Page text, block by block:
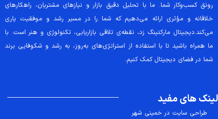
رونق کسب‌وکار شما. ما با تحلیل دقیق بازار و نیازهای مشتریان، راهکارهای
خلاقانه و مؤثری ارائه می‌دهیم که شما را در مسیر رشد و موفقیت یاری
می‌کند.دیجیتال مارکتینگ زد، نقطه‌ی تلاقی بازاریابی، تکنولوژی و هنر است. با
ما همراه باشید تا با استفاده از استراتژی‌های به‌روز، به رشد و شکوفایی برند
شما در فضای دیجیتال کمک کنیم.
لینک های مفید
طراحی سایت در خمینی شهر